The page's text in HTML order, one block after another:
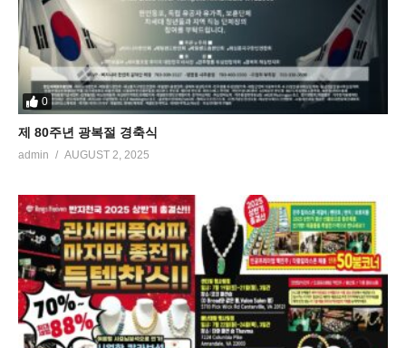
0
제 80주년 광복절 경축식
admin AUGUST 2, 2025